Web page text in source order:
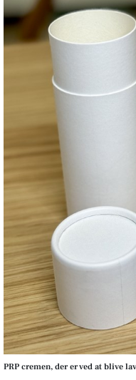
PRP cremen, der er ved at blive